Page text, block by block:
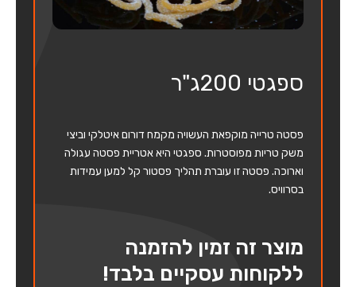
ספגטי 200ג"ר
פסטה טרייה מוקפאת העשויה מקמח דורום איטלקי וביצי
משק טריות מפוסטרות. ספגטי היא אטריית פסטה עגולה
וארוכה. פסטה זו עוברת תהליך פסטור קל למען עמידות
בסרוויס.
מוצר זה זמין להזמנה
ללקוחות עסקיים בלבד!